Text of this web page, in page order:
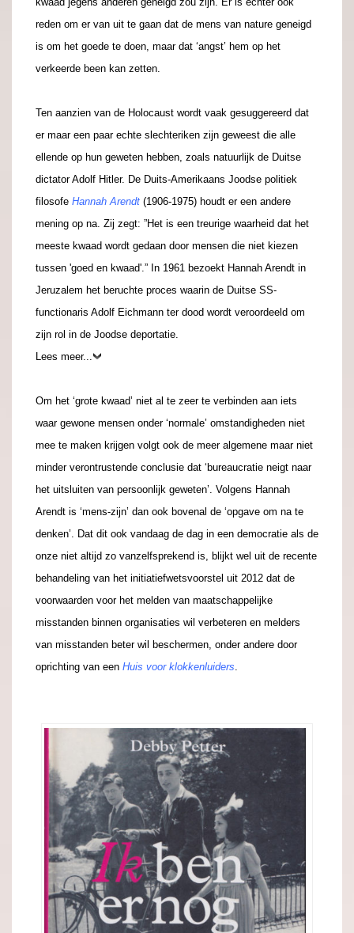
reden om er van uit te gaan dat de mens van nature geneigd
is om het goede te doen, maar dat ‘angst’ hem op het
verkeerde been kan zetten.
Ten aanzien van de Holocaust wordt vaak gesuggereerd dat
er maar een paar echte slechteriken zijn geweest die alle
ellende op hun geweten hebben, zoals natuurlijk de Duitse
dictator Adolf Hitler. De Duits-Amerikaans Joodse politiek
filosofe Hannah Arendt (1906-1975) houdt er een andere
mening op na. Zij zegt: ”Het is een treurige waarheid dat het
meeste kwaad wordt gedaan door mensen die niet kiezen
tussen 'goed en kwaad'.” In 1961 bezoekt Hannah Arendt in
Jeruzalem het beruchte proces waarin de Duitse SS-
functionaris Adolf Eichmann ter dood wordt veroordeeld om
zijn rol in de Joodse deportatie.
Lees meer...
Om het ‘grote kwaad’ niet al te zeer te verbinden aan iets
waar gewone mensen onder ‘normale’ omstandigheden niet
mee te maken krijgen volgt ook de meer algemene maar niet
minder verontrustende conclusie dat ‘bureaucratie neigt naar
het uitsluiten van persoonlijk geweten’. Volgens Hannah
Arendt is ‘mens-zijn’ dan ook bovenal de ‘opgave om na te
denken’ . Dat dit ook vandaag de dag in een democratie als de
onze niet altijd zo vanzelfsprekend is, blijkt wel uit de recente
behandeling van het initiatiefwetsvoorstel uit 2012 dat de
voorwaarden voor het melden van maatschappelijke
misstanden binnen organisaties wil verbeteren en melders
van misstanden beter wil beschermen, onder andere door
oprichting van een Huis voor klokkenluiders